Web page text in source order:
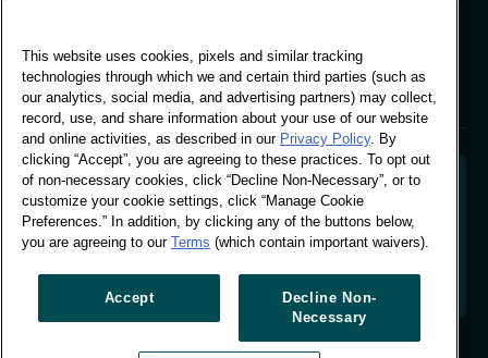
Stamford St, Londra
Londra SE1 9LQ
T +44 (0)207 076 9000
Decodificare il comportamento degli acquirenti per
dare forma al futuro del vostro marchio. Trasformare
promuovere una crescita basata sui dati.
Gestione delle preferenze sui cookie
This website uses cookies, pixels and similar tracking
technologies through which we and certain third parties (such as
our analytics, social media, and advertising partners) may collect,
record, use, and share information about your use of our website
and online activities, as described in our Privacy Policy. By
clicking “Accept”, you are agreeing to these practices. To opt out
of non-necessary cookies, click “Decline Non-Necessary”, or to
customize your cookie settings, click “Manage Cookie
Preferences.” In addition, by clicking any of the buttons below,
you are agreeing to our Terms (which contain important waivers).
Accept
Decline Non-
Necessary